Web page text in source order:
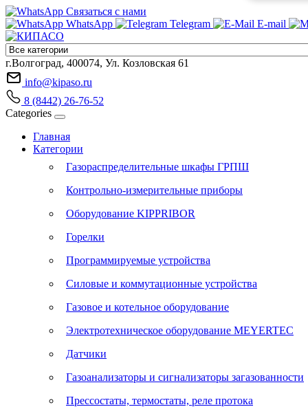
Связаться с нами
WhatsApp
Telegram E-mail
г.Волгоград, 400074, Ул. Козловская 61
info@kipaso.ru
8 (8442) 26-76-52
Categories
Главная
Категории
Газораспределительные шкафы ГРПШ
Контрольно-измерительные приборы
Оборудование KIPPRIBOR
Горелки
Программируемые устройства
Силовые и коммутационные устройства
Газовое и котельное оборудование
Электротехническое оборудование MEYERTEC
Датчики
Газоанализаторы и сигнализаторы загазованности
Прессостаты, термостаты, реле протока